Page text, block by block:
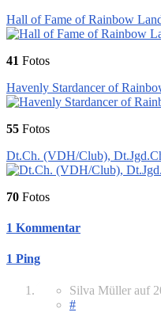
Hall of Fame of Rainbow
41 Fotos
Havenly Stardancer of
55 Fotos
Dt.Ch. (VDH/Club),
70 Fotos
1 Kommentar
1 Ping
Silva Müller auf
#